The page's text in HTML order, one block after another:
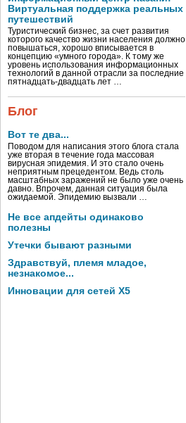
Виртуальная поддержка реальных
путешествий
Туристический бизнес, за счет развития
которого качество жизни населения должно
повышаться, хорошо вписывается в
концепцию «умного города». К тому же
уровень использования информационных
технологий в данной отрасли за последние
пятнадцать-двадцать лет …
Блог
Вот те два...
Поводом для написания этого блога стала
уже вторая в течение года массовая
вирусная эпидемия. И это стало очень
неприятным прецедентом. Ведь столь
масштабных заражений не было уже очень
давно. Впрочем, данная ситуация была
ожидаемой. Эпидемию вызвали …
Не все апдейты одинаково
полезны
Утечки бывают разными
Здравствуй, племя младое,
незнакомое...
Инновации для сетей X5